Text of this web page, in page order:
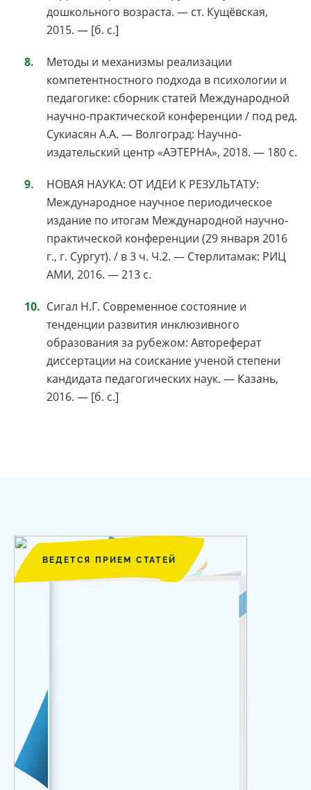
дошкольного возраста. — ст. Кущёвская,
2015. — [б. с.]
Методы и механизмы реализации
компетентностного подхода в психологии и
педагогике: сборник статей Международной
научно-практической конференции / под ред.
Сукиасян А.А. — Волгоград: Научно-
издательский центр «АЭТЕРНА», 2018. — 180 с.
НОВАЯ НАУКА: ОТ ИДЕИ К РЕЗУЛЬТАТУ:
Международное научное периодическое
издание по итогам Международной научно-
практической конференции (29 января 2016
г., г. Сургут). / в 3 ч. Ч.2. — Стерлитамак: РИЦ
АМИ, 2016. — 213 с.
Сигал Н.Г. Современное состояние и
тенденции развития инклюзивного
образования за рубежом: Автореферат
диссертации на соискание ученой степени
кандидата педагогических наук. — Казань,
2016. — [б. с.]
ВЕДЕТСЯ ПРИЕМ СТАТЕЙ